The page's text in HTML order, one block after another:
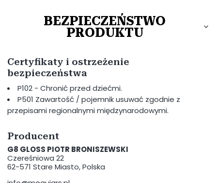
BEZPIECZEŃSTWO
PRODUKTU
Certyfikaty i ostrzeżenie
bezpieczeństwa
P102 - Chronić przed dziećmi.
P501 Zawartość / pojemnik usuwać zgodnie z
przepisami regionalnymi międzynarodowymi.
Producent
G8 GLOSS PIOTR BRONISZEWSKI
Czereśniowa 22
62-571 Stare Miasto, Polska